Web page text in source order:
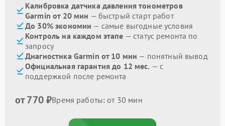
Калибровка датчика давления тонометров
Garmin от 20 мин — быстрый старт работ
До 30% экономии — самые выгодные условия
Контроль на каждом этапе — статус ремонта по
запросу
Диагностика Garmin от 10 мин — понятный вывод
Официальная гарантия до 12 мес. — с
поддержкой после ремонта
от 770 ₽Время работы: от 30 мин